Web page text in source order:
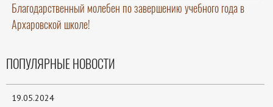
Благодарственный молебен по завершению учебного года в
Архаровской школе!
ПОПУЛЯРНЫЕ НОВОСТИ
19.05.2024